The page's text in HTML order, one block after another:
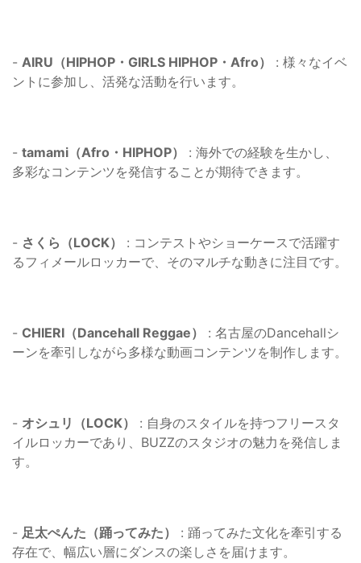
- AIRU（HIPHOP・GIRLS HIPHOP・Afro）
: 様々なイベ
ントに参加し、活発な活動を行います。
- tamami（Afro・HIPHOP）
: 海外での経験を生かし、
多彩なコンテンツを発信することが期待できます。
- さくら（LOCK）
: コンテストやショーケースで活躍す
るフィメールロッカーで、そのマルチな動きに注目です。
- CHIERI（Dancehall Reggae）
: 名古屋のDancehallシ
ーンを牽引しながら多様な動画コンテンツを制作します。
- オシュリ（LOCK）
: 自身のスタイルを持つフリースタ
イルロッカーであり、BUZZのスタジオの魅力を発信しま
す。
- 足太ぺんた（踊ってみた）
: 踊ってみた文化を牽引する
存在で、幅広い層にダンスの楽しさを届けます。